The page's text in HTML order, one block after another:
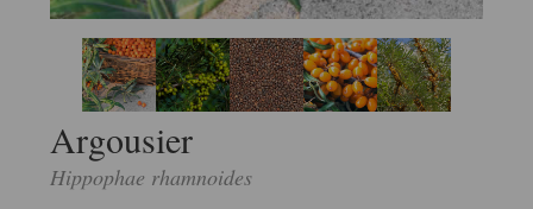
Argousier
Hippophae rhamnoides